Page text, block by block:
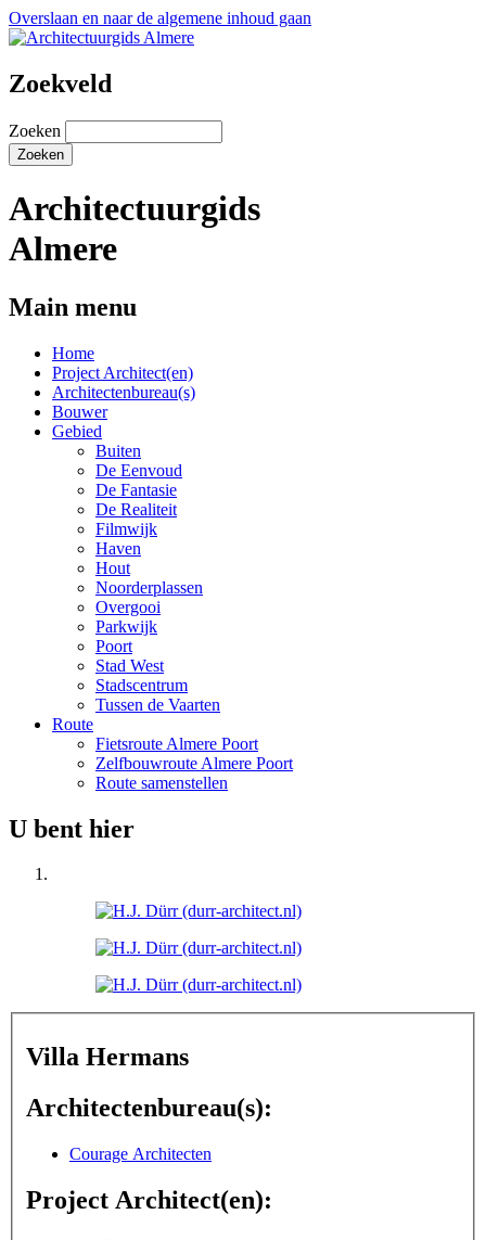
Overslaan en naar de algemene inhoud gaan
Zoekveld
Zoeken
Architectuurgids
Almere
Main menu
Home
Project Architect(en)
Architectenbureau(s)
Bouwer
Gebied
Buiten
De Eenvoud
De Fantasie
De Realiteit
Filmwijk
Haven
Hout
Noorderplassen
Overgooi
Parkwijk
Poort
Stad West
Stadscentrum
Tussen de Vaarten
Route
Fietsroute Almere Poort
Zelfbouwroute Almere Poort
Route samenstellen
U bent hier
Villa Hermans
Architectenbureau(s):
Courage Architecten
Project Architect(en):